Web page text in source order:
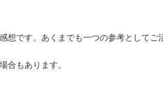
想です。あくまでも一つの参考としてご
合もあります。